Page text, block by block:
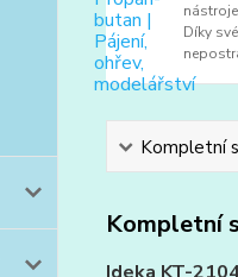
Díky
Kompletní
Kompletní